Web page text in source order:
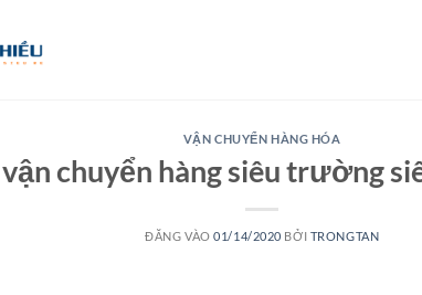
VẬN CHUYỂN HÀNG HÓA
vận chuyển hàng siêu trường
ĐĂNG VÀO01/14/2020 BỞI TRONGTAN